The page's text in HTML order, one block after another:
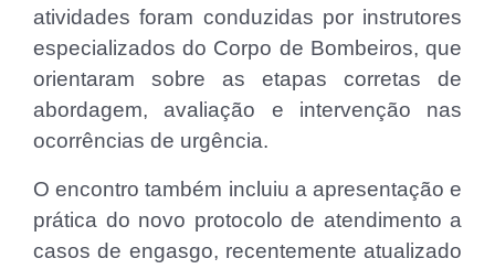
atividades foram conduzidas por instrutores
especializados do Corpo de Bombeiros, que
orientaram sobre as etapas corretas de
abordagem, avaliação e intervenção nas
ocorrências de urgência.
O encontro também incluiu a apresentação e
prática do novo protocolo de atendimento a
casos de engasgo, recentemente atualizado